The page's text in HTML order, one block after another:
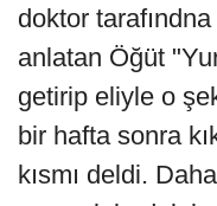
doktor tarafındna
anlatan Öğüt
getirip eliyle o
bir hafta sonra
kısmı deldi.